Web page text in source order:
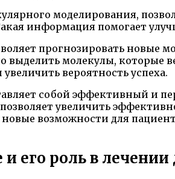
моделирования,
информация помогает
прогнозировать новые
молекулы, которые
вероятность успеха.
собой эффективный и
увеличить
возможности для
его роль в лечении